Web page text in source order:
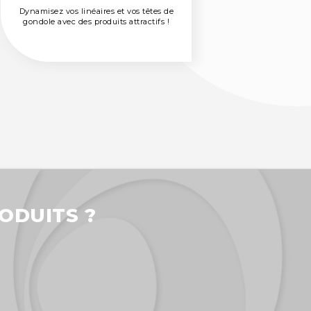
Dynamisez vos linéaires et vos têtes de
gondole avec des produits attractifs !
Dynamisez vos linéaires et vos têtes de
gondole avec des produits attractifs !
?